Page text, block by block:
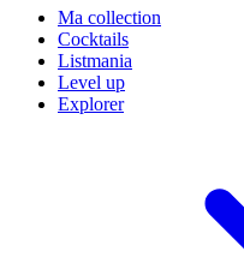
Ma collection
Cocktails
Listmania
Level up
Explorer